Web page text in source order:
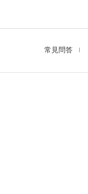
常見問答